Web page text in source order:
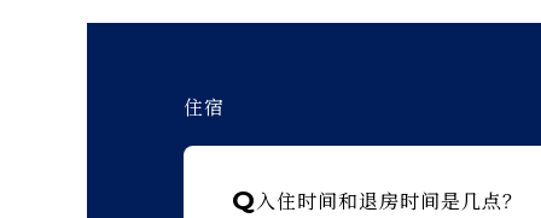
住宿
Q入住时间和退房时间是几点？